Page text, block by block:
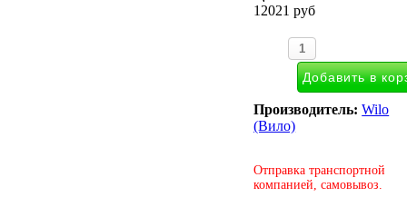
12021 руб
Производитель:Wilo
(Вило)
Отправка транспортной
компанией, самовывоз.